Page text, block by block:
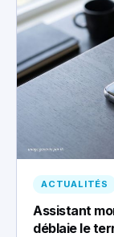
ACTUALITÉS
Assistant
déblaie le